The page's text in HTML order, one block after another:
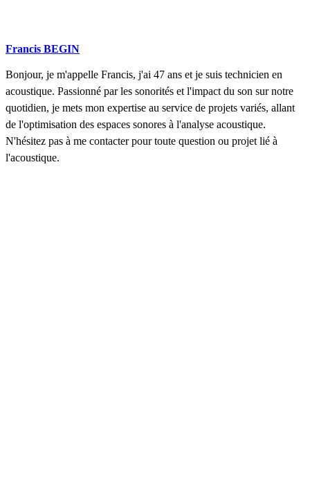
Francis BEGIN
Bonjour, je m'appelle Francis, j'ai 47 ans et je suis technicien en
acoustique. Passionné par les sonorités et l'impact du son sur notre
quotidien, je mets mon expertise au service de projets variés, allant
de l'optimisation des espaces sonores à l'analyse acoustique.
N'hésitez pas à me contacter pour toute question ou projet lié à
l'acoustique.